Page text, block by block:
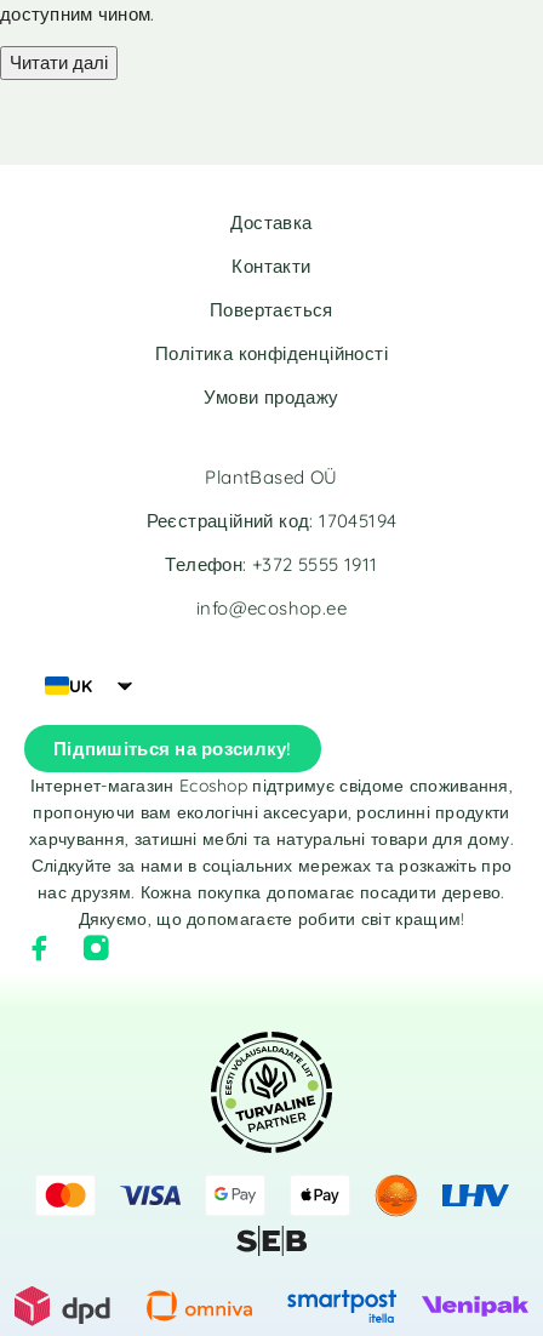
доступним чином.
Читати далі
Доставка
Контакти
Повертається
Політика конфіденційності
Умови продажу
UK
Підпишіться на розсилку!
Інтернет-магазин Ecoshop підтримує свідоме споживання,
пропонуючи вам екологічні аксесуари, рослинні продукти
харчування, затишні меблі та натуральні товари для дому.
Слідкуйте за нами в соціальних мережах та розкажіть про
нас друзям. Кожна покупка допомагає посадити дерево.
Дякуємо, що допомагаєте робити світ кращим!
PlantBased OÜ
Реєстраційний код: 17045194
Телефон: +372 5555 1911
info@ecoshop.ee